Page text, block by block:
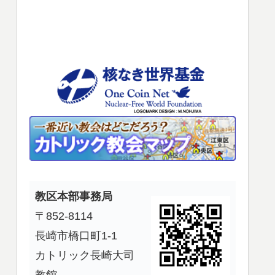
く
さ
い。
教区本部事務局
〒852-8114
長崎市橋口町1-1
カトリック長崎大司